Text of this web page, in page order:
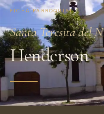
FICHA PARROQUIAL
Santa Teresita del
Henderson